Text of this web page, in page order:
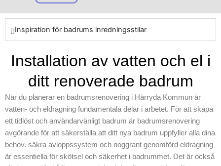
hållbarhet i varje av våra
ett fräscht och modernt
upplev skillnaden med
professionell
badrumsrenovering.
använda
toppklassiga
resurser och
moderna
att skapa ett stilfullt
företag prioriterar
ett korrekt
avloppsarbete, och
vi ser till att alla
installationer möter
alla nödvändiga
krav. Genom att
Inspiration för badrums inredningsstilar
Installation av vatten och el i
ditt renoverade badrum
När du planerar en badrumsrenovering i Härryda Kommun är
vatten- och eldragning fundamentala delar i arbetet. För att skapa
ett tidlöst och användarvänligt badrum är badrumsrenovering
avgörande för att säkerställa att ditt nya badrum uppfyller alla dina
behov. säkra avloppssystem och noggrant genomförd eldragning
är essentiella för skötsel och säkerhet i badrummet. Det är också